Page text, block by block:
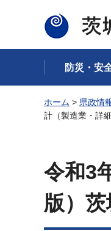
茨城県
防災・安
ホーム > 県政情
計（製造業・詳
令和3
版）